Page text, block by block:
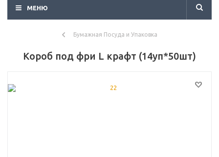
МЕНЮ
Бумажная Посуда и Упаковка
Короб под фри L крафт (14уп*50шт)